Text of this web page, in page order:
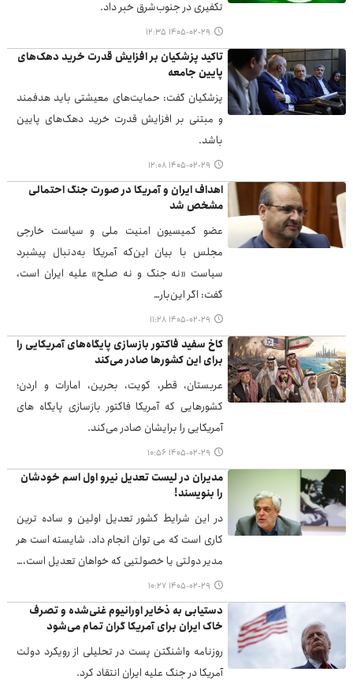
تکفیری در جنوب‌شرق خبر داد.
۱۴۰۵-۰۲-۲۹ ۱۲:۳۵
تاکید پزشکیان بر افزایش قدرت خرید دهک‌های
پایین جامعه
پزشکیان گفت: حمایت‌های معیشتی باید هدفمند
و مبتنی بر افزایش قدرت خرید دهک‌های پایین
باشد.
۱۴۰۵-۰۲-۲۹ ۱۲:۰۸
اهداف ایران و آمریکا در صورت جنگ احتمالی
مشخص شد
عضو کمیسیون امنیت ملی و سیاست خارجی
مجلس با بیان این‌که آمریکا به‌دنبال پیشبرد
سیاست «نه جنگ و نه صلح» علیه ایران است،
گفت: اگر این‌بار…
۱۴۰۵-۰۲-۲۹ ۱۱:۲۸
کاخ سفید فاکتور بازسازی پایگاه‌های آمریکایی را
برای این کشورها صادر می‌کند
عربستان، قطر، کویت، بحرین، امارات و اردن؛
کشورهایی که آمریکا فاکتور بازسازی پایگاه های
آمریکایی را برایشان صادر می‌کند.
۱۴۰۵-۰۲-۲۹ ۱۰:۵۶
مدیران در لیست تعدیل نیرو اول اسم خودشان
را بنویسند!
در این شرایط کشور تعدیل اولین و ساده ترین
کاری است که می توان انجام داد. شایسته است هر
مدیر دولتی یا خصولتیی که خواهان تعدیل است،…
۱۴۰۵-۰۲-۲۹ ۱۰:۲۷
دستیابی به ذخایر اورانیوم غنی‌شده و تصرف
خاک ایران برای آمریکا گران تمام می‌شود
روزنامه واشنگتن پست در تحلیلی از رویکرد دولت
آمریکا در جنگ علیه ایران انتقاد کرد.